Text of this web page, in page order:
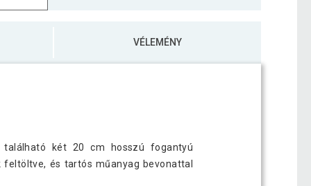
VÉLEMÉNY
két 20 cm hosszú fogantyú
és tartós műanyag bevonattal